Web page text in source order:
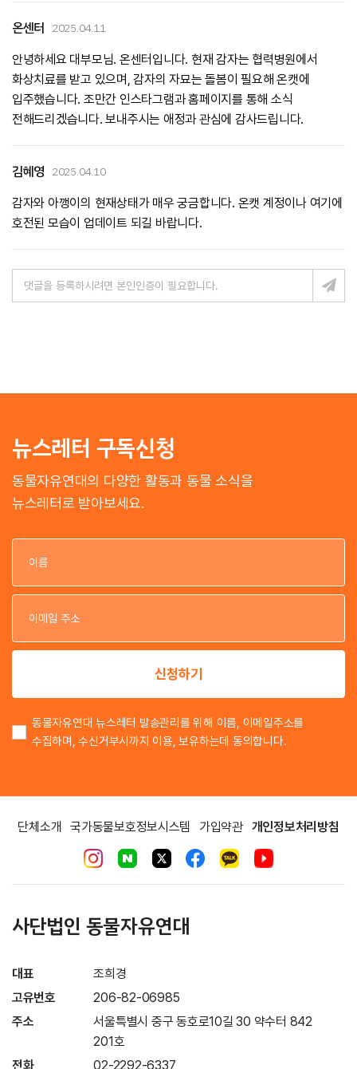
온센터 2025.04.11
안녕하세요 대부모님. 온센터입니다. 현재 감자는 협력병원에서
화상치료를 받고 있으며, 감자의 자묘는 돌봄이 필요해 온캣에
입주했습니다. 조만간 인스타그램과 홈페이지를 통해 소식
전해드리겠습니다. 보내주시는 애정과 관심에 감사드립니다.
김혜영 2025.04.10
감자와 아깽이의 현재상태가 매우 궁금합니다. 온캣 계정이나 여기에
호전된 모습이 업데이트 되길 바랍니다.
뉴스레터 구독신청
동물자유연대의 다양한 활동과 동물 소식을
뉴스레터로 받아보세요.
이
이
신청하기
동물자유연대 뉴스레터 발송관리를 위해 이름, 이메일주소를
수집하며, 수신거부시까지 이용, 보유하는데 동의합니다.
단체소개 국가동물보호정보시스템 가입약관 개인정보처리방침
사단법인 동물자유연대
대표
조희경
고유번호
206-82-06985
주소
서울특별시 중구 동호로10길 30 약수터 842
201호
전화
02-2292-6337